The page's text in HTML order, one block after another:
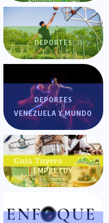
DEPORTES
DEPORTES
VENEZUELA Y MUNDO
EMPRETUY